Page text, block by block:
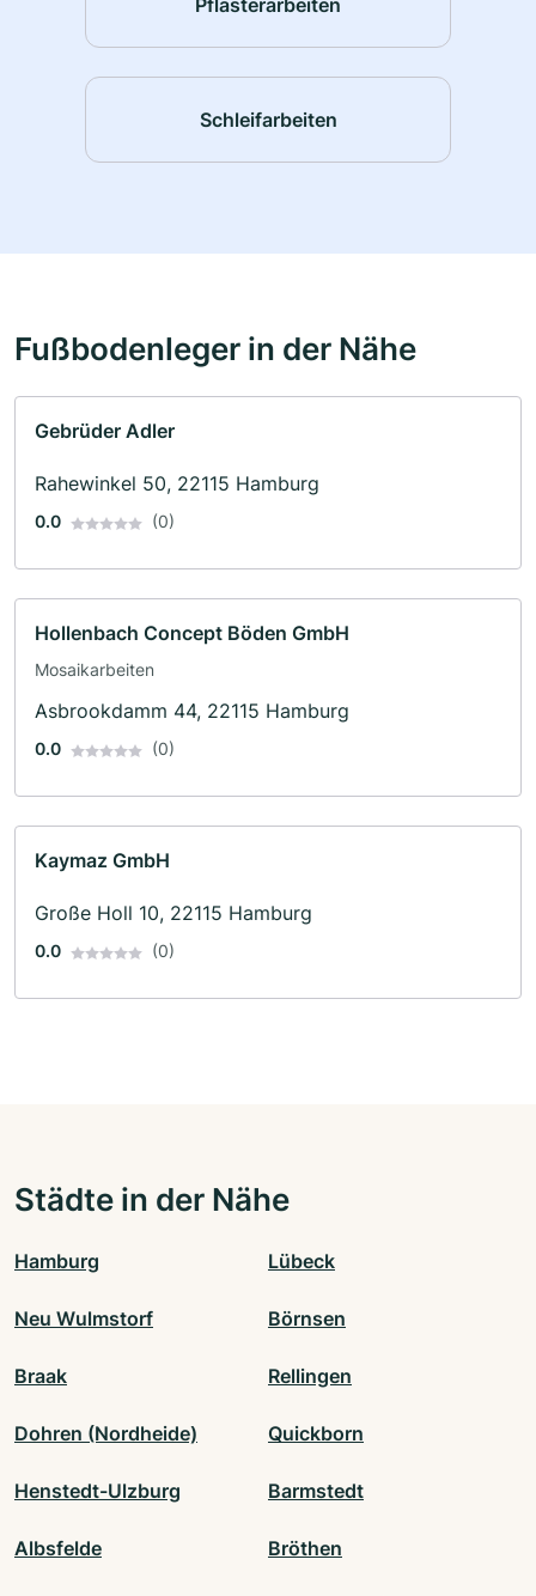
Schleifarbeiten
Fußbodenleger in der Nähe
Gebrüder Adler
Rahewinkel 50, 22115 Hamburg
0.0 (0)
Hollenbach Concept Böden GmbH
Mosaikarbeiten
Asbrookdamm 44, 22115 Hamburg
0.0 (0)
Kaymaz GmbH
Große Holl 10, 22115 Hamburg
0.0 (0)
Städte in der Nähe
Hamburg Lübeck
Neu Wulmstorf Börnsen
Braak Rellingen
Dohren (Nordheide) Quickborn
Henstedt-Ulzburg Barmstedt
Albsfelde Bröthen